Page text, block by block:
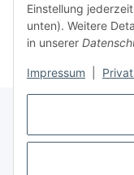
Einstellung
unten). Weitere
in unserer
Impressum